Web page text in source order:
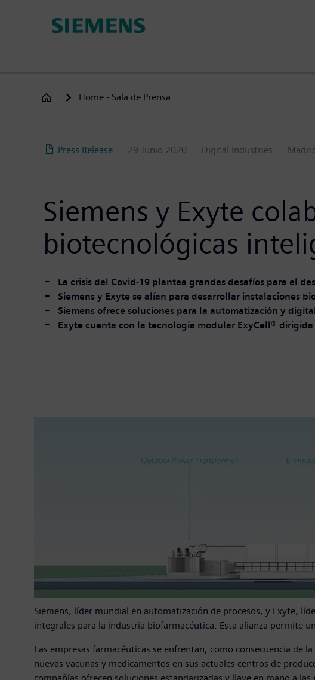
Home - Sala de Prensa
Press Release 29 Junio 2020 Digital Industries
Siemens y Exyte
biotecnológicas
La crisis del Covid-19 plantea grandes desafíos para el
Siemens y Exyte se alían para desarrollar instalaciones
Siemens ofrece soluciones para la automatización y
Exyte cuenta con la tecnología modular ExyCell®
Siemens, líder mundial en automatización de procesos, y Exyte,
integrales para la industria biofarmacéutica. Esta alianza permite
Las empresas farmacéuticas se enfrentan, como consecuencia de
nuevas vacunas y medicamentos en sus actuales centros de
compañías ofrecen soluciones estandarizadas y llave en mano a